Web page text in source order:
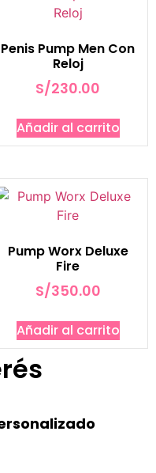
Penis Pump Men Con
Reloj
S/230.00
Añadir al carrito
Pump Worx Deluxe
Fire
S/350.00
Añadir al carrito